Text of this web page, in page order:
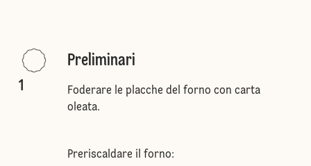
1
Preliminari
Foderare le placche del forno con carta
oleata.
Preriscaldare il forno: